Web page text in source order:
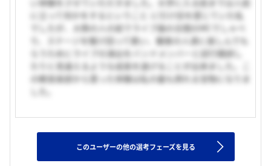
い体験をさせていただきました。大学に入る前までは人前
に立って何かをするということ に引け目を感じていた私
でしたが、大勢の人の前でライブ曲の合間のMCでしゃべ
り、ステージを駆け回って歌い、観客の人達に楽しんでも
らうためにライブの演出をバンドメンバーと試行錯誤し
たりと見違えるような成長を遂げることが出来ました。こ
の軽音楽部から貰った体験は私の最も誇れる宝物になりま
このユーザーの他の選考フェーズを見る